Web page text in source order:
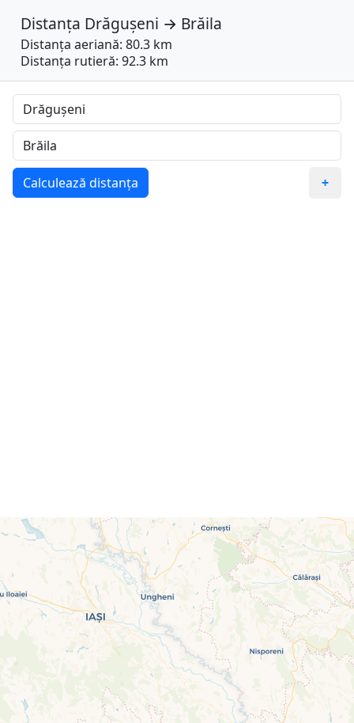
Distanța Drăgușeni → Brăila
Distanța aeriană: 80.3 km
Distanța rutieră: 92.3 km
Calculează distanța +